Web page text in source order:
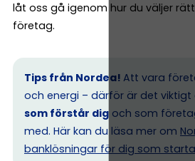
låt oss gå igenom hur du väljer
företag.
Tips från Nordea! Att vara
och energi – därför är det
som förstår dig och som
med. Här kan du läsa mer om
banklösningar för dig som